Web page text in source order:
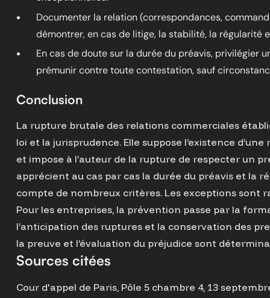
Documenter la relation (correspondances,
démontrer, en cas de litige, la stabilité, la régularité
En cas de doute sur la durée du préavis, privilégier
prémunir contre toute contestation, sauf
Conclusion
La rupture brutale des relations commerciales
loi et la jurisprudence. Elle suppose l’existence
et impose à l’auteur de la rupture de respecter un
apprécient au cas par cas la durée du préavis et la
compte de nombreux critères. Les exceptions sont
Pour les entreprises, la prévention passe par la
l’anticipation des ruptures et la conservation des
la preuve et l’évaluation du préjudice sont
Sources citées
Cour d'appel de Paris, Pôle 5 chambre 4, 13